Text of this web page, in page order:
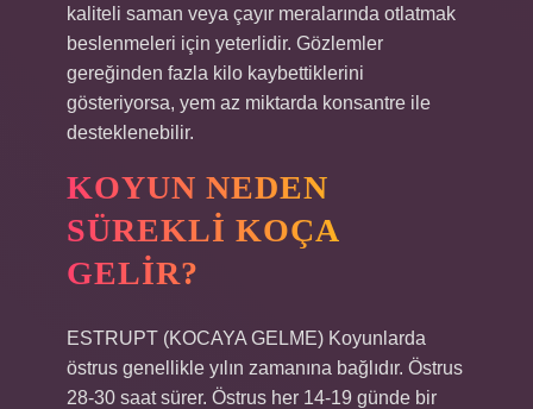
kaliteli saman veya çayır meralarında otlatmak
beslenmeleri için yeterlidir. Gözlemler
gereğinden fazla kilo kaybettiklerini
gösteriyorsa, yem az miktarda konsantre ile
desteklenebilir.
KOYUN NEDEN
SÜREKLI KOÇA
GELIR?
ESTRUPT (KOCAYA GELME) Koyunlarda
östrus genellikle yılın zamanına bağlıdır. Östrus
28-30 saat sürer. Östrus her 14-19 günde bir